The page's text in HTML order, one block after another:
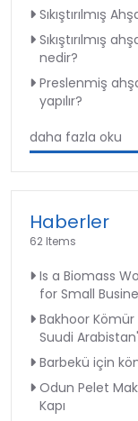
Sıkıştırılmış
Sıkıştırılmış
nedir?
Preslenmiş
yapılır?
daha fazla oku
Haberler
62 Items
Is a Biomass
for Small
Bakhoor Kömür
Suudi
Barbekü için
Odun Pelet
Kapı